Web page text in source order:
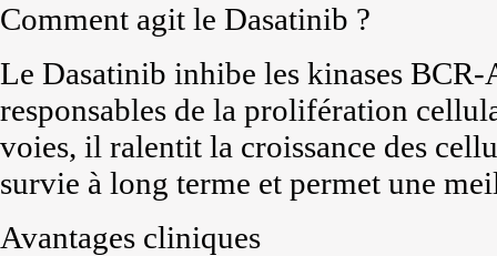
Comment agit le Dasatinib ?
Le Dasatinib inhibe les kinases
responsables de la prolifération
voies, il ralentit la croissance des
survie à long terme et permet une
Avantages cliniques